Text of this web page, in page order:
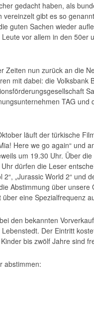
gedacht haben, als
gibt es so
guten Sachen wieder
vor allem in den 50er
Zeiten nun zurück an die
mit dabei: die Volksbank
TAG und
läuft der türkische
Here we go again“ und
um 19.30 Uhr. Über
dürfen die Leser
„Jurassic World 2“ und
Abstimmung über
eine Spezialfrequenz
den bekannten
Der Eintritt
bis zwölf Jahre sind
abstimmen: